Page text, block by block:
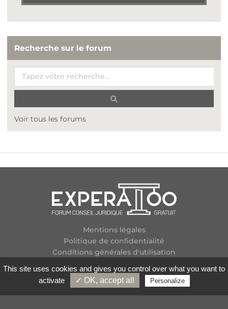
Recherche sur le forum
Voir tous les forums
Mentions légales
Politique de confidentialité
Conditions générales d'utilisation
Contactez-nous
Flux RSS
Copyright
2026 Experatoo.com - Tous droits réservés
This site uses cookies and gives you control over what you want to
activate
✓ OK, accept all Personalize